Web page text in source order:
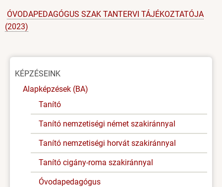
ÓVODAPEDAGÓGUS SZAK TANTERVI TÁJÉKOZTATÓJA
(2023)
Oldal
KÉPZÉSEINK
Alapképzések (BA)
Tanító
Tanító nemzetiségi német szakiránnyal
Tanító nemzetiségi horvát szakiránnyal
Tanító cigány-roma szakiránnyal
Óvodapedagógus